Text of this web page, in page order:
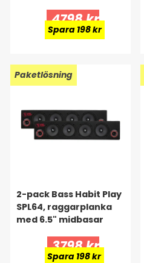
4798 kr
Spara 198 kr
Paketlösning
2-pack Bass Habit Play
SPL64, raggarplanka
med 6.5" midbasar
3798 kr
Spara 198 kr